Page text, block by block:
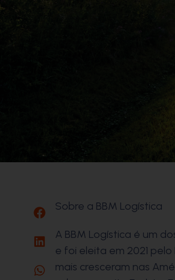
Sobre a BBM Logística
A BBM Logística é um
e foi eleita em 2021
mais cresceram nas